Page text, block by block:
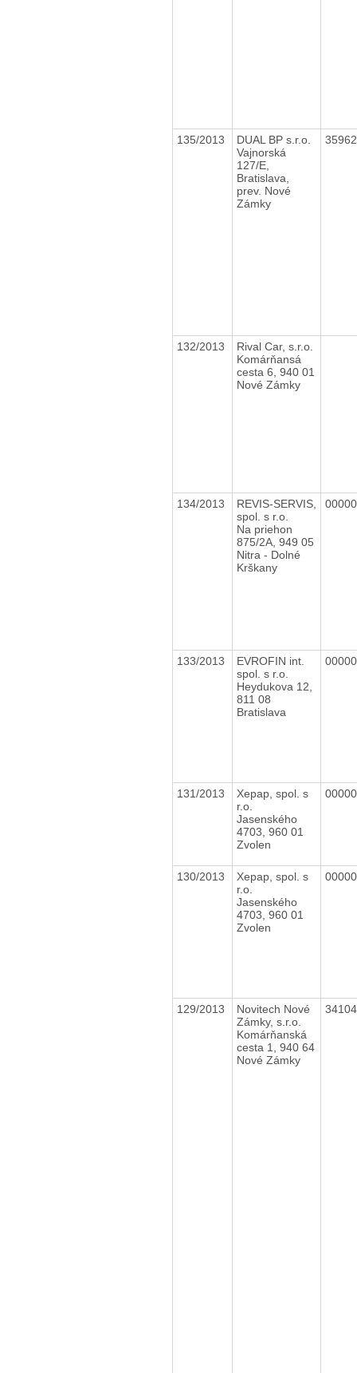
135/2013
DUAL BP s.r.o.
Vajnorská
127/E,
Bratislava,
prev. Nové
Zámky
132/2013
Rival Car, s.r.o.
Komárňansá
cesta 6, 940 01
Nové Zámky
134/2013
REVIS-SERVIS,
spol. s r.o.
Na priehon
875/2A, 949 05
Nitra - Dolné
Krškany
133/2013
EVROFIN int.
spol. s r.o.
Heydukova 12,
811 08
Bratislava
131/2013
Xepap, spol. s
r.o.
Jasenského
4703, 960 01
Zvolen
130/2013
Xepap, spol. s
r.o.
Jasenského
4703, 960 01
Zvolen
129/2013
Novitech Nové
Zámky, s.r.o.
Komárňanská
cesta 1, 940 64
Nové Zámky